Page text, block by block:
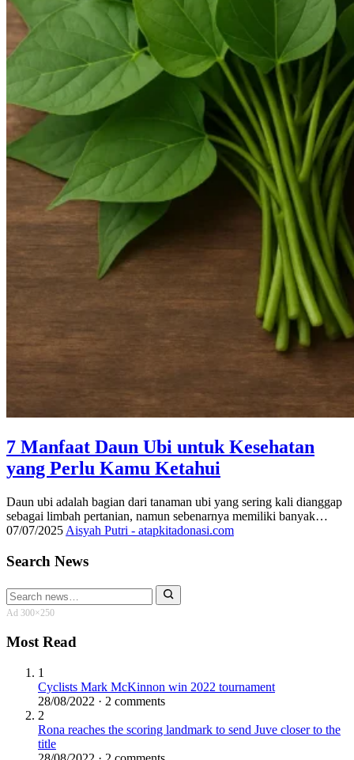
7 Manfaat Daun Ubi untuk Kesehatan
yang Perlu Kamu Ketahui
Daun ubi adalah bagian dari tanaman ubi yang sering kali dianggap
sebagai limbah pertanian, namun sebenarnya memiliki banyak…
07/07/2025 Aisyah Putri - atapkitadonasi.com
Search News
Search
for:
Ad 300×250
Most Read
1
Cyclists Mark McKinnon win 2022 tournament
28/08/2022 · 2 comments
2
Rona reaches the scoring landmark to send Juve closer to the
title